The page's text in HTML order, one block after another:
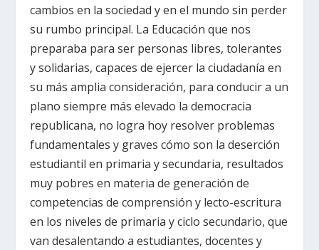
cambios en la sociedad y en el mundo sin perder
su rumbo principal. La Educación que nos
preparaba para ser personas libres, tolerantes
y solidarias, capaces de ejercer la ciudadanía en
su más amplia consideración, para conducir a un
plano siempre más elevado la democracia
republicana, no logra hoy resolver problemas
fundamentales y graves cómo son la deserción
estudiantil en primaria y secundaria, resultados
muy pobres en materia de generación de
competencias de comprensión y lecto-escritura
en los niveles de primaria y ciclo secundario, que
van desalentando a estudiantes, docentes y